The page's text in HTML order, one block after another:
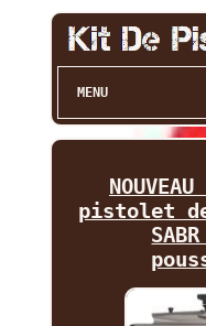
MENU
pistolet